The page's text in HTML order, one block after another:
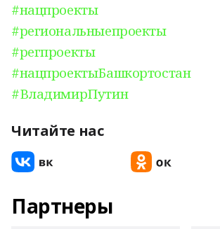
#нацпроекты
#региональныепроекты
#регпроекты
#нацпроектыБашкортостан
#ВладимирПутин
Читайте нас
Партнеры